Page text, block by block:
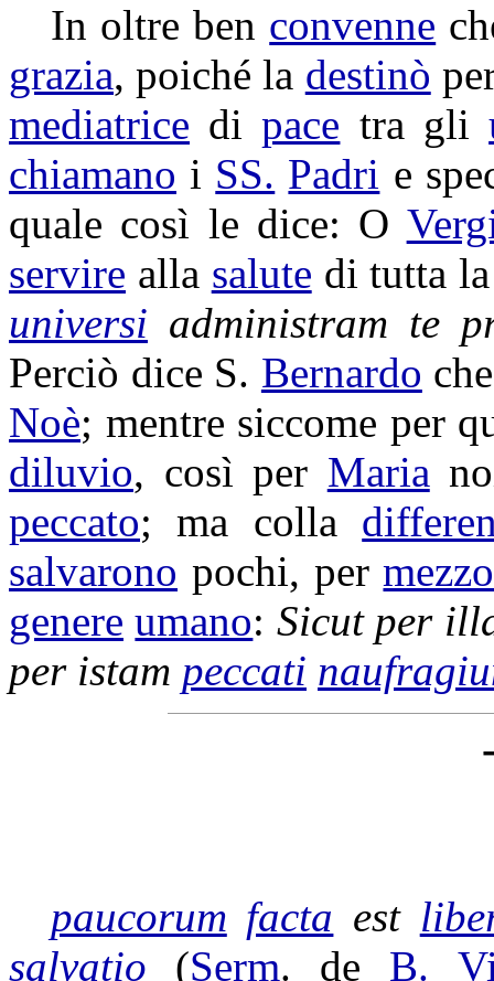
In oltre ben convenne
grazia, poiché la destinò
mediatrice dipace tra gli
chiamano i SS. Padri e
quale così le dice: O
servire alla salute di tutta
universi administram te
Perciò dice S. Bernardo
Noè; mentre siccome per
diluvio, così per Maria
peccato; ma colla
salvarono pochi, permezzo
genere umano: Sicut per
per istam peccati
paucorum facta est
salvatio (Serm. de B.